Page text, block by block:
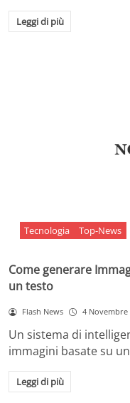
Leggi di più
Tecnologia Top-News
Come generare
un testo
Flash News 4 Novembre
Un sistema di
immagini basate su
Leggi di più